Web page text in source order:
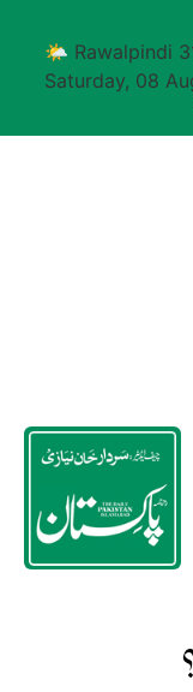
🌤 Rawalpindi
Saturday, 08